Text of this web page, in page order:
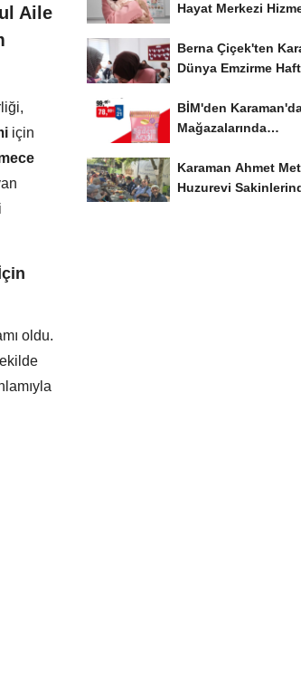
Aile
için
oldu.
Hayat Merkezi
Berna Çiçek'ten
Dünya Emzirme
BİM'den
Mağazalarında
Karaman Ahmet
Huzurevi